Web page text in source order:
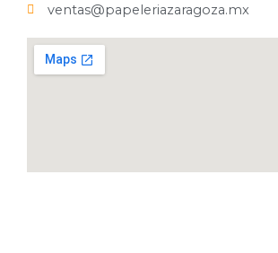
ventas@papeleriazaragoza.mx